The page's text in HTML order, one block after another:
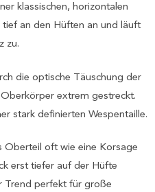
klassischen, horizontalen
tief an den Hüften an und läuft
zu.
die optische Täuschung der
extrem gestreckt.
stark definierten Wespentaille.
Oberteil oft wie eine Korsage
erst tiefer auf der Hüfte
Trend perfekt für große